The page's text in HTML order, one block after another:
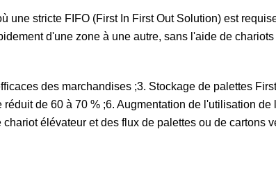
une stricte FIFO (First In First Out Solution) est
d'une zone à une autre, sans l'aide de
des marchandises ;3. Stockage de palettes
de 60 à 70 % ;6. Augmentation de l'utilisation de
élévateur et des flux de palettes ou de cartons